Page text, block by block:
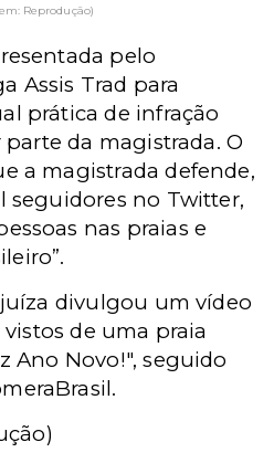
Reprodução)
pelo
Assis Trad para
prática de infração
da magistrada. O
a magistrada defende,
seguidores no Twitter,
nas praias e
divulgou um vídeo
de uma praia
Ano Novo!", seguido